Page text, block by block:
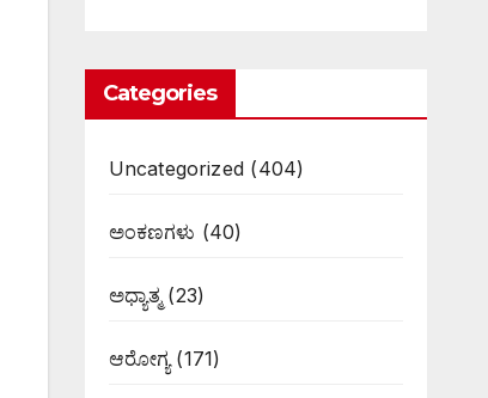
Categories
Uncategorized (404)
ಅಂಕಣಗಳು (40)
ಅಧ್ಯಾತ್ಮ(23)
ಆರೋಗ್ಯ(171)